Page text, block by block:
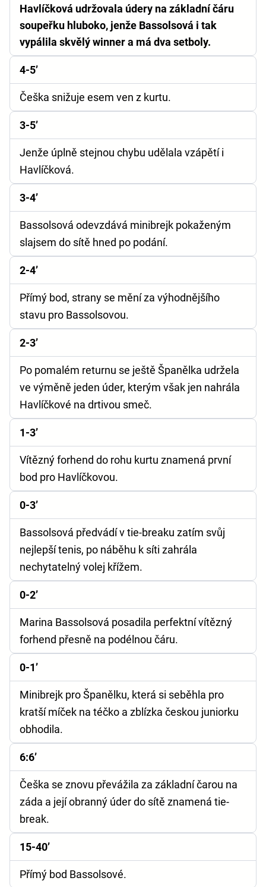
Havlíčková udržovala údery na základní čáru
soupeřku hluboko, jenže Bassolsová i tak
vypálila skvělý winner a má dva setboly.
4-5’
Češka snižuje esem ven z kurtu.
3-5’
Jenže úplně stejnou chybu udělala vzápětí i
Havlíčková.
3-4’
Bassolsová odevzdává minibrejk pokaženým
slajsem do sítě hned po podání.
2-4’
Přímý bod, strany se mění za výhodnějšího
stavu pro Bassolsovou.
2-3’
Po pomalém returnu se ještě Španělka udržela
ve výměně jeden úder, kterým však jen nahrála
Havlíčkové na drtivou smeč.
1-3’
Vítězný forhend do rohu kurtu znamená první
bod pro Havlíčkovou.
0-3’
Bassolsová předvádí v tie-breaku zatím svůj
nejlepší tenis, po náběhu k síti zahrála
nechytatelný volej křížem.
0-2’
Marina Bassolsová posadila perfektní vítězný
forhend přesně na podélnou čáru.
0-1’
Minibrejk pro Španělku, která si seběhla pro
kratší míček na téčko a zblízka českou juniorku
obhodila.
6:6’
Češka se znovu převážila za základní čarou na
záda a její obranný úder do sítě znamená tie-
break.
15-40’
Přímý bod Bassolsové.